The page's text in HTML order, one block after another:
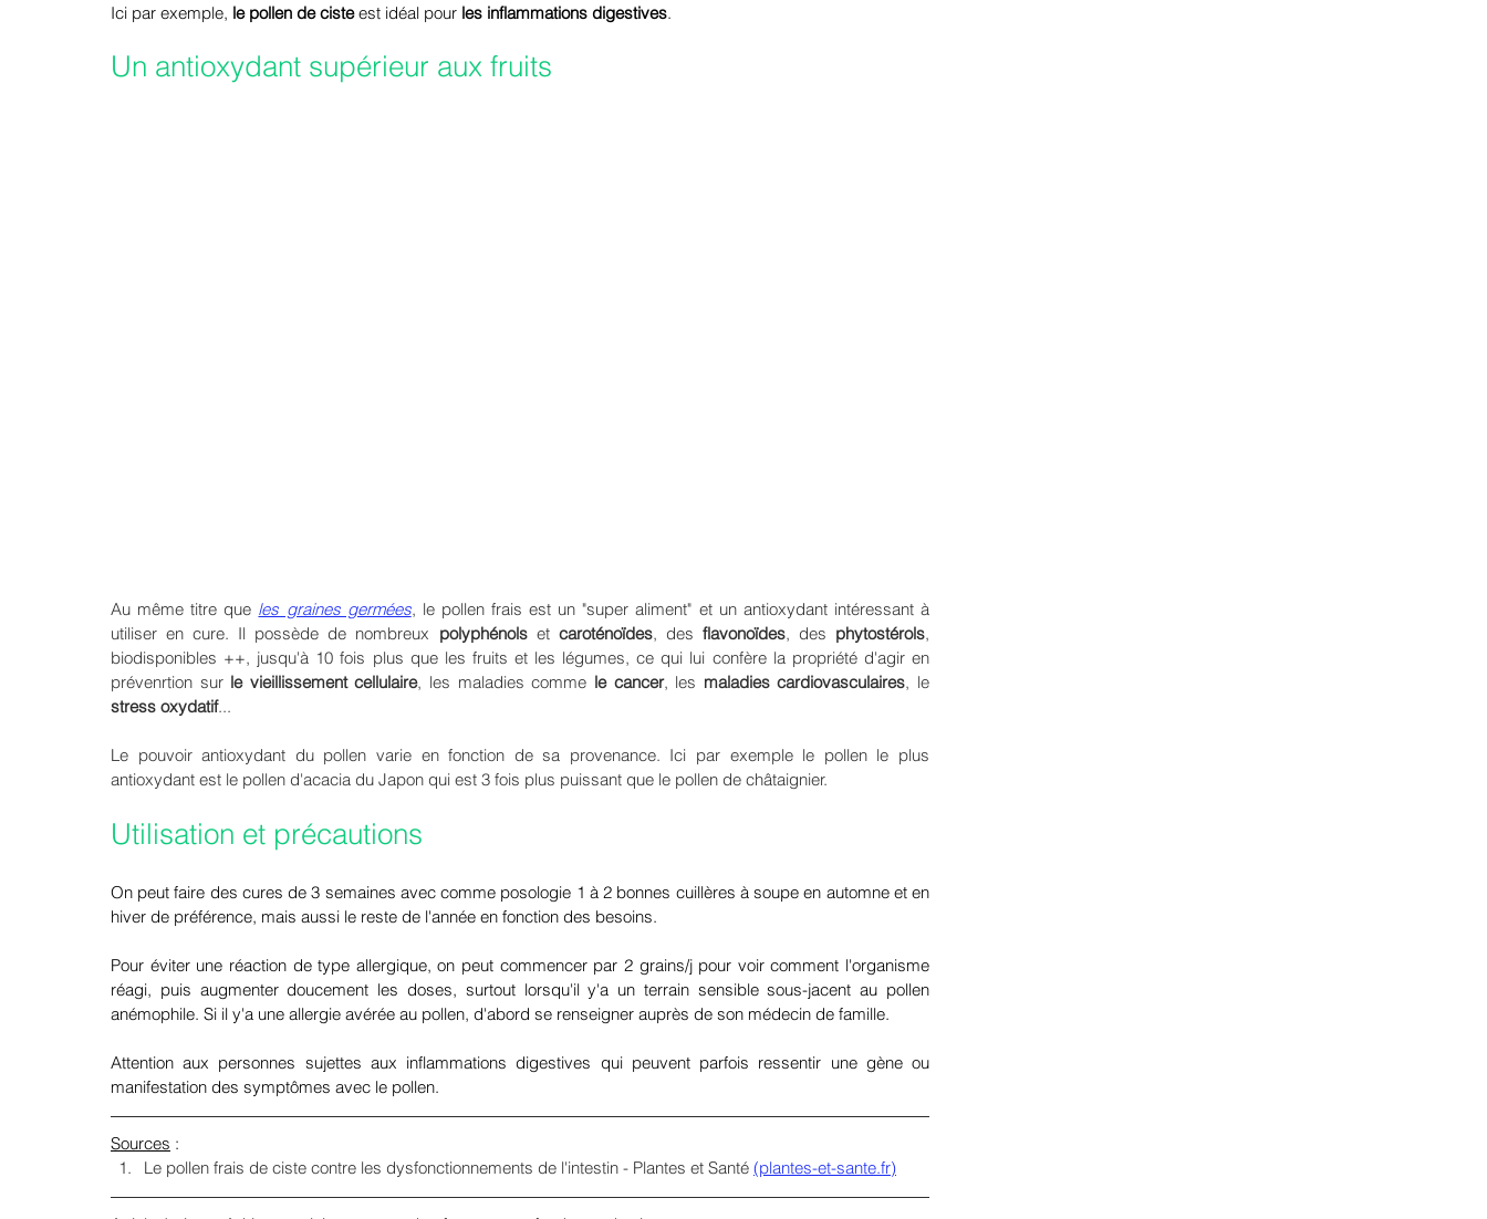
Ici par exemple, le pollen de ciste est idéal pour les inflammations digestives.
Un antioxydant supérieur aux fruits
Au même titre que les graines germées, le pollen frais est un "super aliment" et un antioxydant intéressant à
utiliser en cure. Il possède de nombreux polyphénols et caroténoïdes, des flavonoïdes, des phytostérols,
biodisponibles ++, jusqu'à 10 fois plus que les fruits et les légumes, ce qui lui confère la propriété d'agir en
prévenrtion sur le vieillissement cellulaire, les maladies comme le cancer, les maladies cardiovasculaires
stress oxydatif...
Le pouvoir antioxydant du pollen varie en fonction de sa provenance. Ici par exemple le pollen le plus
antioxydant est le pollen d'acacia du Japon qui est 3 fois plus puissant que le pollen de châtaignier.
Utilisation et précautions
On peut faire des cures de 3 semaines avec comme posologie 1 à 2 bonnes cuillères à soupe en automne et en
hiver de préférence, mais aussi le reste de l'année en fonction des besoins.
Pour éviter une réaction de type allergique, on peut commencer par 2 grains/j pour voir comment l'organisme
réagi, puis augmenter doucement les doses, surtout lorsqu'il y'a un terrain sensible sous-jacent au pollen
anémophile. Si il y'a une allergie avérée au pollen, d'abord se renseigner auprès de son médecin de famille.
Attention aux personnes sujettes aux inflammations digestives qui peuvent parfois ressentir une gène ou
manifestation des symptômes avec le pollen.
Sources :
Le pollen frais de ciste contre les dysfonctionnements de l'intestin - Plantes et Santé (plantes-et-sante.fr)